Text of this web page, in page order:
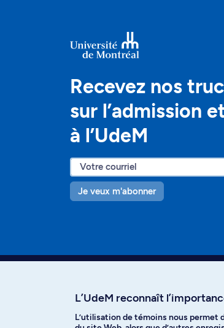
Recevez nos
sur l’admission
à l’UdeM
Je veux m'abonner
Facebook Instagram
L’UdeM reconnaît
L’utilisation de témoins nous